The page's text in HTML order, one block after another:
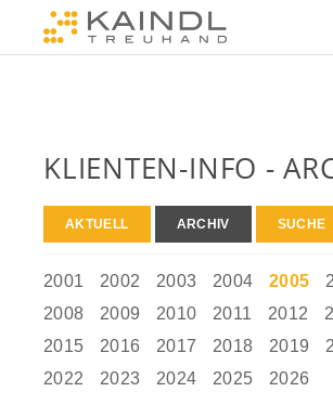
KLIENTEN-INFO -
AKTUELL ARCHIV SUCHE
2001 2002 2003 2004 2005
2008
2009 2010 2011 2012
2015
2016 2017 2018 2019
2022
2023 2024 2025 2026